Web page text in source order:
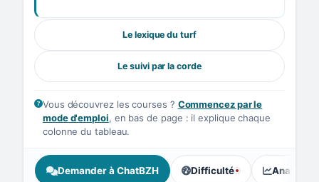
Le lexique du turf
Le suivi par la corde
Vous découvrez les courses ? Commencez par le
mode d'emploi, en bas de page : il explique chaque
colonne du tableau.
Demander à ChatBZH Difficulté
, tendance des parieurs :
Analyse